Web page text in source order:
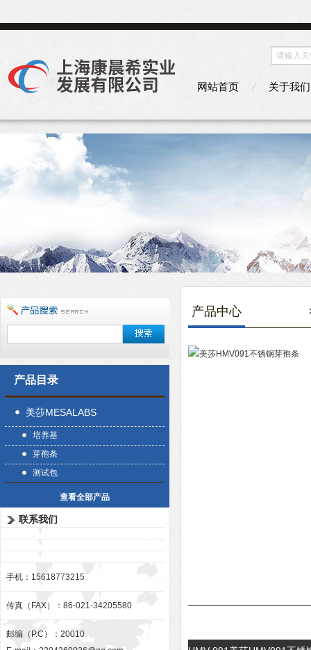
网站首页 关于我们
产品目录
美莎MESALABS
培养基
芽孢条
测试包
查看全部产品
联系我们
手机：15618773215
传真（FAX）：86-021-34205580
邮编（P.C）：20010
产品中心